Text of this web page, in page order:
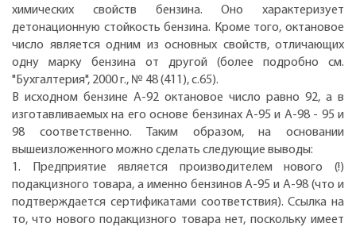
химических свойств бензина. Оно характеризует
детонационную стойкость бензина. Кроме того, октановое
число является одним из основных свойств, отличающих
одну марку бензина от другой (более подробно см.
"Бухгалтерия", 2000 г., № 48 (411), с.65).
В исходном бензине А-92 октановое число равно 92, а в
изготавливаемых на его основе бензинах А-95 и А-98 - 95 и
98 соответственно. Таким образом, на основании
вышеизложенного можно сделать следующие выводы:
1. Предприятие является производителем нового (!)
подакцизного товара, а именно бензинов А-95 и А-98 (что и
подтверждается сертификатами соответствия). Ссылка на
то, что нового подакцизного товара нет, поскольку имеет